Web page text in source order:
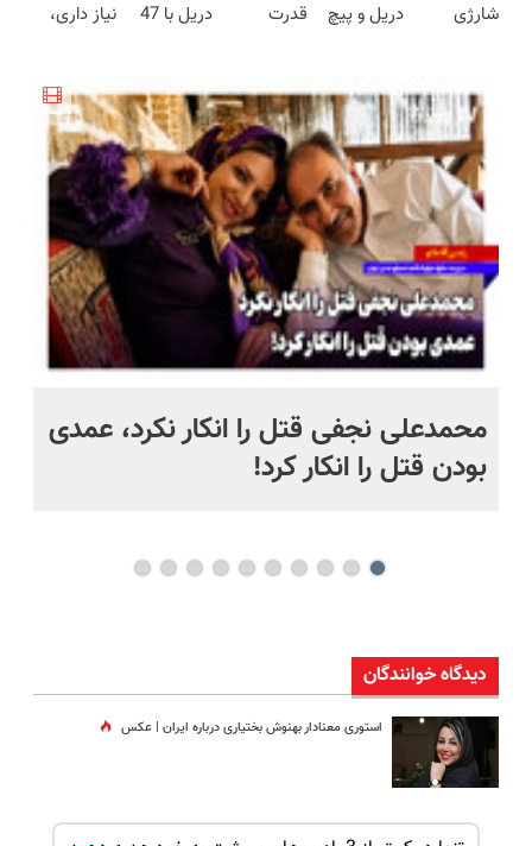
محدود)
قیمت بازار
شارژی
سرعت ⚡
(همراه با
متعلقات)
دریل و پیچ
نصف قیمت
بخر!😉
قدرت
با گارانتی
تعویض)
دریل با 47
تخفیف داره
بخرش!🔥
نیاز داری،
تخفیف به
مدت
محدود
محمدعلی نجفی قتل را انکار نکرد، عمدی
بودن قتل را انکار کرد!
دیدگاه خوانندگان
استوری معنادار بهنوش بختیاری درباره ایران | عکس